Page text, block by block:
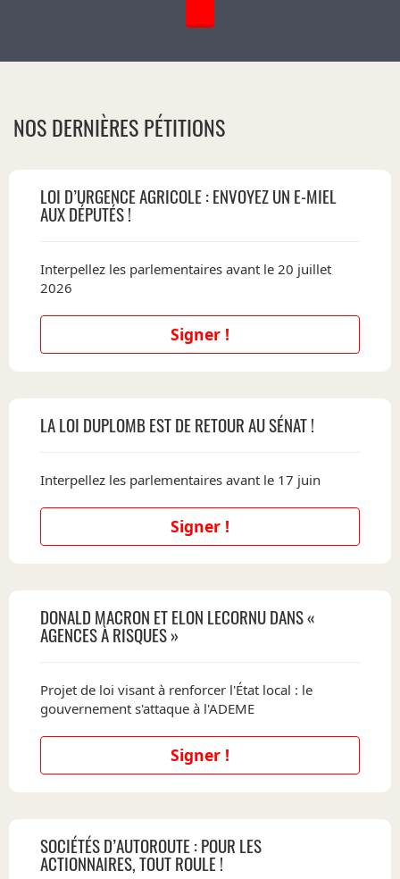
NOS DERNIÈRES PÉTITIONS
LOI D’URGENCE AGRICOLE : ENVOYEZ UN E-MIEL
AUX DÉPUTÉS !
Interpellez les parlementaires avant le 20 juillet
2026
Signer !
LA LOI DUPLOMB EST DE RETOUR AU SÉNAT !
Interpellez les parlementaires avant le 17 juin
Signer !
DONALD MACRON ET ELON LECORNU DANS «
AGENCES À RISQUES »
Projet de loi visant à renforcer l'État local : le
gouvernement s'attaque à l'ADEME
Signer !
SOCIÉTÉS D’AUTOROUTE : POUR LES
ACTIONNAIRES, TOUT ROULE !